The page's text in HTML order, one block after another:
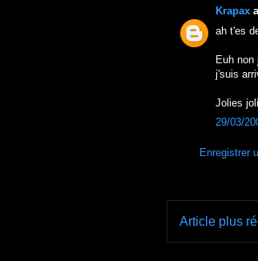
Krapax
ah t'es
Euh non
j'suis
Jolies
29/03/
Enregistrer
Article plus